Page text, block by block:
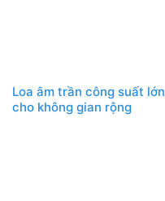
Loa âm trần công suất lớn
cho không gian rộng